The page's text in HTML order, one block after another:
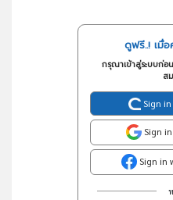
ดูฟรี..! เมื่
กรุณาเข้าสู่ระบบก่อ
ส
Sign
Sign
Sign in